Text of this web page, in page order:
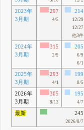
2023年
3月期
297
4/5
214
12/29
12/27
他3件
2024年
3月期
315
2/9
205
6/9
6/1
2025年
3月期
293
4/1
199
8/5
2026年
3月期
305
8/13
195
4/7
最新 245
2026/8/7